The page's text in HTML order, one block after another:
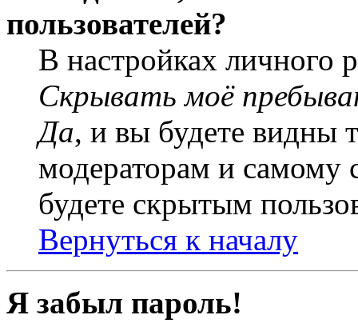
пользователей?
В настройках личного
Скрывать моё
Да, и вы будете видны
модераторам и самому
будете скрытым
Вернуться к началу
Я забыл пароль!